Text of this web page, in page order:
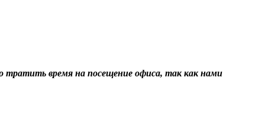
время на посещение офиса, так как нами